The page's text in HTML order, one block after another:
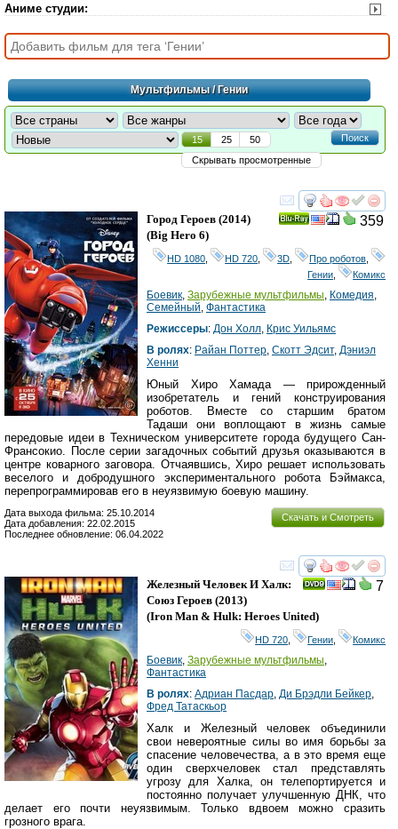
Аниме студии:
Мультфильмы/ Гении
Поиск
15 25
50
Скрывать просмотренные
смотреть
359
Город Героев (2014)
(Big Hero 6)
HD 1080 HD 720 3D Про роботов
Гении
Комикс
Боевик, Зарубежные мультфильмы, Комедия,
Семейный, Фантастика
Режиссеры: Дон Холл, Крис Уильямс
В ролях: Райан Поттер, Скотт Эдсит, Дэниэл
Хенни
Юный Хиро Хамада — прирожденный
изобретатель и гений конструирования
роботов. Вместе со старшим братом
Тадаши они воплощают в жизнь самые
передовые идеи в Техническом университете города будущего Сан-
Франсокио. После серии загадочных событий друзья оказываются в
центре коварного заговора. Отчаявшись, Хиро решает использовать
веселого и добродушного экспериментального робота Бэймакса,
перепрограммировав его в неуязвимую боевую машину.
Скачать и Смотреть
Дата выхода фильма: 25.10.2014
Дата добавления: 22.02.2015
Последнее обновление: 06.04.2022
смотреть
7
Железный Человек И Халк:
Союз Героев (2013)
(Iron Man & Hulk: Heroes United)
HD 720 Гении Комикс
Боевик Зарубежные мультфильмы
Фантастика
В ролях: Адриан Пасдар Ди Брэдли Бейкер
Фред Татаскьор
Халк и Железный человек объединили
свои невероятные силы во имя борьбы за
спасение человечества, а в это время еще
один сверхчеловек стал представлять
угрозу для Халка, он телепортируется и
постоянно получает улучшенную ДНК, что
делает его почти неуязвимым. Только вдвоем можно сразить
грозного врага.